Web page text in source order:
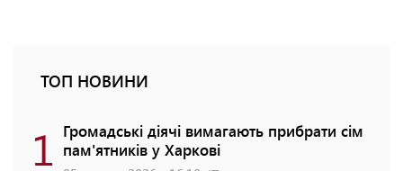
ТОП НОВИНИ
1 Громадські діячі вимагають прибрати сім
пам'ятників у Харкові